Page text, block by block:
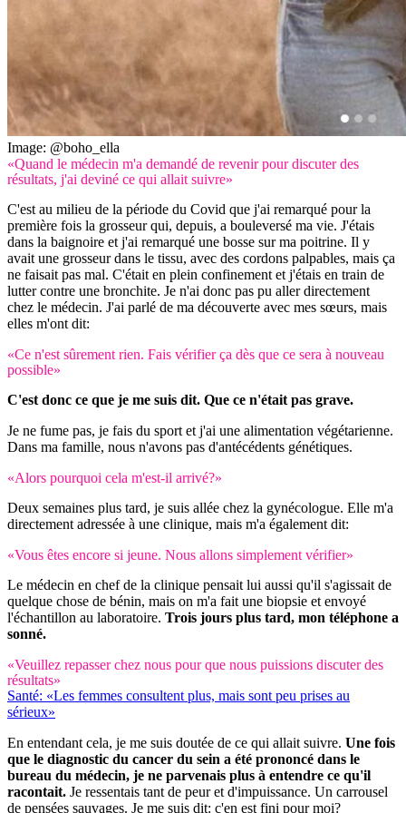
Image: @boho_ella
«Quand le médecin m'a demandé de revenir pour discuter des
résultats, j'ai deviné ce qui allait suivre»
C'est au milieu de la période du Covid que j'ai remarqué pour la
première fois la grosseur qui, depuis, a bouleversé ma vie. J'étais
dans la baignoire et j'ai remarqué une bosse sur ma poitrine. Il y
avait une grosseur dans le tissu, avec des cordons palpables, mais ça
ne faisait pas mal. C'était en plein confinement et j'étais en train de
lutter contre une bronchite. Je n'ai donc pas pu aller directement
chez le médecin. J'ai parlé de ma découverte avec mes sœurs, mais
elles m'ont dit:
«Ce n'est sûrement rien. Fais vérifier ça dès que ce sera à nouveau
possible»
C'est donc ce que je me suis dit. Que ce n'était pas grave.
Je ne fume pas, je fais du sport et j'ai une alimentation végétarienne.
Dans ma famille, nous n'avons pas d'antécédents génétiques.
«Alors pourquoi cela m'est-il arrivé?»
Deux semaines plus tard, je suis allée chez la gynécologue. Elle m'a
directement adressée à une clinique, mais m'a également dit:
«Vous êtes encore si jeune. Nous allons simplement vérifier»
Le médecin en chef de la clinique pensait lui aussi qu'il s'agissait de
quelque chose de bénin, mais on m'a fait une biopsie et envoyé
l'échantillon au laboratoire. Trois jours plus tard, mon téléphone a
sonné.
«Veuillez repasser chez nous pour que nous puissions discuter des
résultats»
Santé: «Les femmes consultent plus, mais sont peu prises au
sérieux»
En entendant cela, je me suis doutée de ce qui allait suivre. Une fois
que le diagnostic du cancer du sein a été prononcé dans le
bureau du médecin, je ne parvenais plus à entendre ce qu'il
racontait. Je ressentais tant de peur et d'impuissance. Un carrousel
de pensées sauvages. Je me suis dit: c'en est fini pour moi?